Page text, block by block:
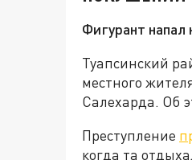
Фигурант
Туапсинский
местного
Салехарда. Об
Преступление
когда та